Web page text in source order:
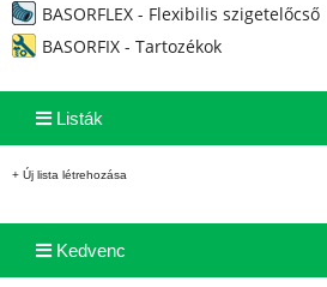
BASORFLEX - Flexibilis szigetelőcső
BASORFIX - Tartozékok
Listák
+ Új lista létrehozása
Kedvenc